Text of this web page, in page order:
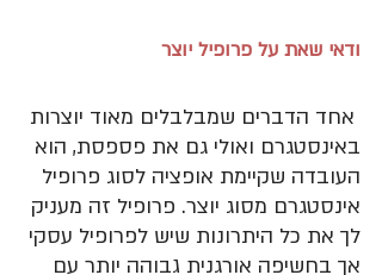
ודאי שאת על פרופיל יוצר
אחד הדברים שמבלבלים מאוד יוצרות
באינסטגרם ואולי גם את פספסת, הוא
העובדה שקיימת אופציה לסוג פרופיל
אינסטגרם מסוג יוצר. פרופיל זה מעניק
לך את כל היתרונות שיש לפרופיל עסקי
אך בחשיפה אורגנית גבוהה יותר עם